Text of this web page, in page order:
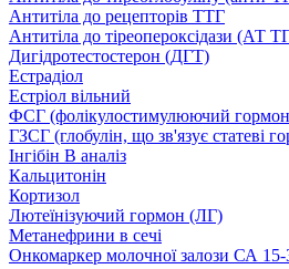
Антитіла до рецепторів ТТГ
Антитіла до тіреопероксідази (АТ
Дигідротестостерон (ДГТ)
Естрадіол
Естріол вільний
ФСГ (фолікулостимулюючий
ГЗСГ (глобулін, що зв'язує статеві
Інгібін B аналіз
Кальцитонін
Кортизол
Лютеїнізуючий гормон (ЛГ)
Метанефрини в сечі
Онкомаркер молочної залози СА 15-